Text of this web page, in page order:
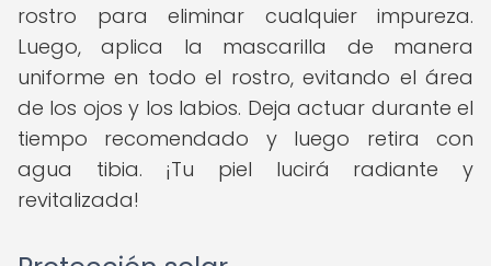
rostro para eliminar cualquier impureza.
Luego, aplica la mascarilla de manera
uniforme en todo el rostro, evitando el área
de los ojos y los labios. Deja actuar durante el
tiempo recomendado y luego retira con
agua tibia. ¡Tu piel lucirá radiante y
revitalizada!